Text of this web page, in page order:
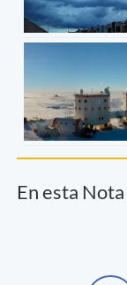
En esta Nota